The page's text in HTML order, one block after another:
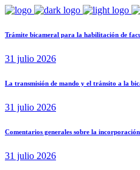
Trámite bicameral para la habilitación de
31 julio 2026
La transmisión de mando y el tránsito a la
31 julio 2026
Comentarios generales sobre la
31 julio 2026